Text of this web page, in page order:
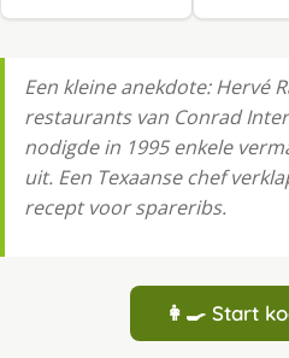
Een kleine anekdote: Hervé
restaurants van Conrad
nodigde in 1995 enkele
uit. Een Texaanse chef
recept voor spareribs.
👩‍🍳 Start